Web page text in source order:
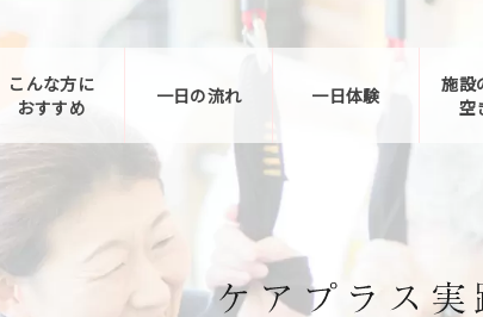
こんな方に
おすすめ
一日の流れ 一日体験
施設
空
お問い合わせ